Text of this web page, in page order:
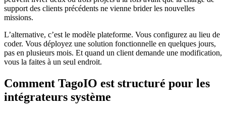
support des clients précédents ne vienne brider les nouvelles
missions.
L’alternative, c’est le modèle plateforme. Vous configurez au lieu de
coder. Vous déployez une solution fonctionnelle en quelques jours,
pas en plusieurs mois. Et quand un client demande une modification,
vous la faites à un seul endroit.
Comment TagoIO est structuré pour les
intégrateurs système